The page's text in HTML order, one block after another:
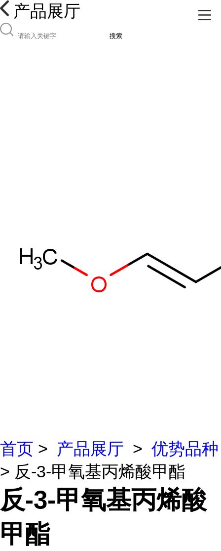
产品展厅
搜索
首页 > 产品展厅 > 优势品种
> 反-3-甲氧基丙烯酸甲酯
反-3-甲氧基丙烯酸
甲酯